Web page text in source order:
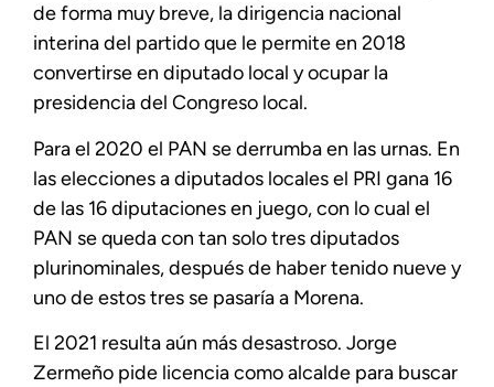
de forma muy breve, la dirigencia nacional
interina del partido que le permite en 2018
convertirse en diputado local y ocupar la
presidencia del Congreso local.
Para el 2020 el PAN se derrumba en las urnas. En
las elecciones a diputados locales el PRI gana 16
de las 16 diputaciones en juego, con lo cual el
PAN se queda con tan solo tres diputados
plurinominales, después de haber tenido nueve y
uno de estos tres se pasaría a Morena.
El 2021 resulta aún más desastroso. Jorge
Zermeño pide licencia como alcalde para buscar